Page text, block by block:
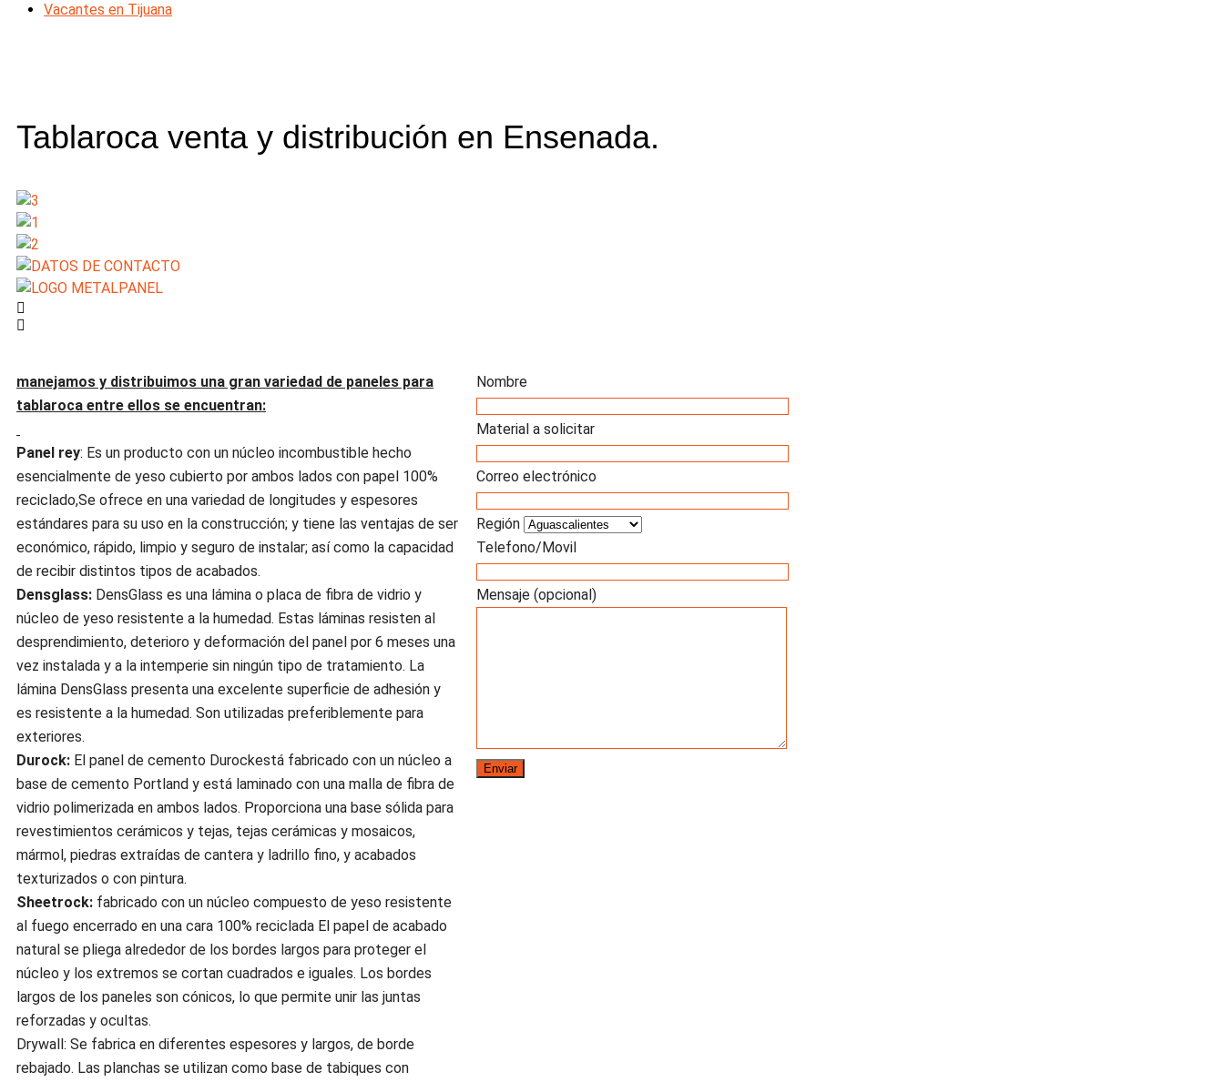
Vacantes en Tijuana
Tablaroca venta y distribución en Ensenada.
manejamos y distribuimos una gran variedad de paneles para
tablaroca entre ellos se encuentran:
Panel rey: Es un producto con un núcleo incombustible hecho
esencialmente de yeso cubierto por ambos lados con papel 100%
reciclado,Se ofrece en una variedad de longitudes y espesores
estándares para su uso en la construcción; y tiene las ventajas de ser
económico, rápido, limpio y seguro de instalar; así como la capacidad
de recibir distintos tipos de acabados.
Densglass: DensGlass es una lámina o placa de fibra de vidrio y
núcleo de yeso resistente a la humedad. Estas láminas resisten al
desprendimiento, deterioro y deformación del panel por 6 meses una
vez instalada y a la intemperie sin ningún tipo de tratamiento. La
lámina DensGlass presenta una excelente superficie de adhesión y
es resistente a la humedad. Son utilizadas preferiblemente para
exteriores.
Durock: El panel de cemento Durockestá fabricado con un núcleo a
base de cemento Portland y está laminado con una malla de fibra de
vidrio polimerizada en ambos lados. Proporciona una base sólida para
revestimientos cerámicos y tejas, tejas cerámicas y mosaicos,
mármol, piedras extraídas de cantera y ladrillo fino, y acabados
texturizados o con pintura.
Sheetrock: fabricado con un núcleo compuesto de yeso resistente
al fuego encerrado en una cara 100% reciclada El papel de acabado
natural se pliega alrededor de los bordes largos para proteger el
núcleo y los extremos se cortan cuadrados e iguales. Los bordes
largos de los paneles son cónicos, lo que permite unir las juntas
reforzadas y ocultas.
Drywall: Se fabrica en diferentes espesores y largos, de borde
rebajado. Las planchas se utilizan como base de tabiques con
Nombre
Material a solicitar
Correo electrónico
Región
Telefono/Movil
Mensaje (opcional)